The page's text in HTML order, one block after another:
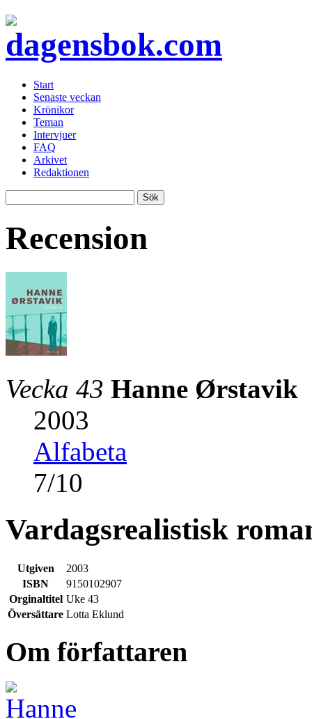
Start
Senaste veckan
Krönikor
Teman
Intervjuer
FAQ
Arkivet
Redaktionen
Recension
Vecka 43 Hanne Ørstavik
2003
Alfabeta
7/10
Vardagsrealistisk
Utgiven
2003
ISBN
9150102907
Orginaltitel Uke 43
Översättare Lotta Eklund
Om författaren